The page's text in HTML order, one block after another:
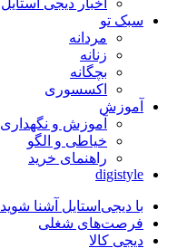
سبک تو
مردانه
زنانه
بچگانه
اکسسوری
آموزش
آموزش و نگهداری
خیاطی و الگو
راهنمای خرید
digistyle
با دیجی‌استایل آشنا شوید
فرصت‌های شغلی
دیجی کالا